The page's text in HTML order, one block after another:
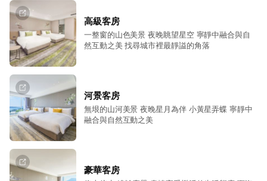
高級客房
一整窗的山色美景 夜晚眺望星空 寧靜中融合與自
然互動之美 找尋城市裡最靜謚的角落
河景客房
無垠的山河美景 夜晚星月為伴 小黃星弄蝶 寧靜中
融合與自然互動之美
豪華客房